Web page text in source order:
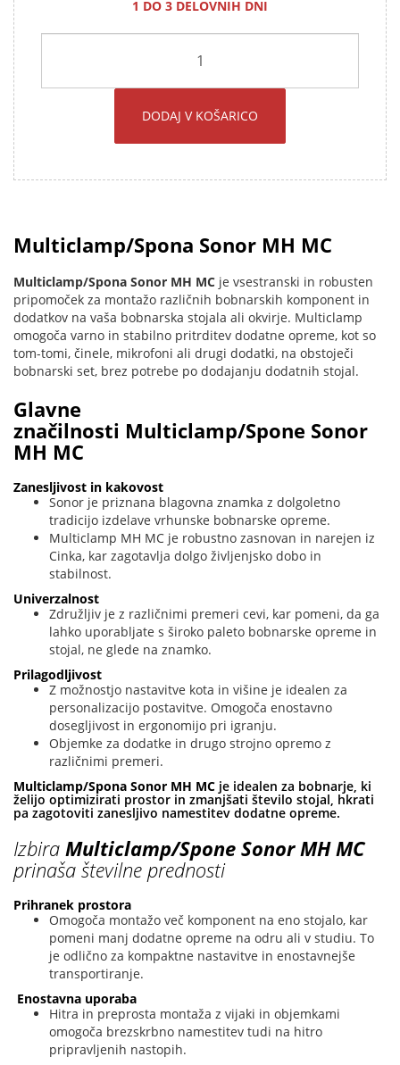
1 DO 3 DELOVNIH DNI
DODAJ V KOŠARICO
Multiclamp/Spona Sonor MH MC
Multiclamp/Spona Sonor MH MC je vsestranski in robusten
pripomoček za montažo različnih bobnarskih komponent in
dodatkov na vaša bobnarska stojala ali okvirje. Multiclamp
omogoča varno in stabilno pritrditev dodatne opreme, kot so
tom-tomi, činele, mikrofoni ali drugi dodatki, na obstoječi
bobnarski set, brez potrebe po dodajanju dodatnih stojal.
Glavne
značilnosti Multiclamp/Spone Sonor
MH MC
Zanesljivost in kakovost
Sonor je priznana blagovna znamka z dolgoletno
tradicijo izdelave vrhunske bobnarske opreme.
Multiclamp MH MC je robustno zasnovan in narejen iz
Cinka, kar zagotavlja dolgo življenjsko dobo in
stabilnost.
Univerzalnost
Združljiv je z različnimi premeri cevi, kar pomeni, da ga
lahko uporabljate s široko paleto bobnarske opreme in
stojal, ne glede na znamko.
Prilagodljivost
Z možnostjo nastavitve kota in višine je idealen za
personalizacijo postavitve. Omogoča enostavno
dosegljivost in ergonomijo pri igranju.
Objemke za dodatke in drugo strojno opremo z
različnimi premeri.
Multiclamp/Spona Sonor MH MC je idealen za bobnarje, ki
želijo optimizirati prostor in zmanjšati število stojal, hkrati
pa zagotoviti zanesljivo namestitev dodatne opreme.
Izbira Multiclamp/Spone Sonor MH MC
prinaša številne prednosti
Prihranek prostora
Omogoča montažo več komponent na eno stojalo, kar
pomeni manj dodatne opreme na odru ali v studiu. To
je odlično za kompaktne nastavitve in enostavnejše
transportiranje.
Enostavna uporaba
Hitra in preprosta montaža z vijaki in objemkami
omogoča brezskrbno namestitev tudi na hitro
pripravljenih nastopih.